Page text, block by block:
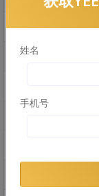
后保险杠
姓名
手机号